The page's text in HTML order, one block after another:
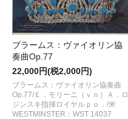
ブラームス：ヴァイオリン協
奏曲Op.77
22,000円(税2,000円)
ブラームス：ヴァイオリン協奏曲
Op.77/Ｅ．モリーニ（ｖｎ）Ａ．ロ
ジンスキ指揮ロイヤルｐｏ．/米
WESTMINSTER：WST 14037